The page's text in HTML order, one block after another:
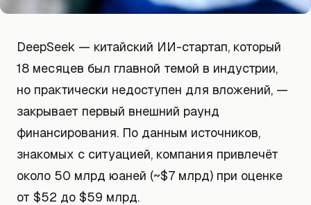
DeepSeek — китайский ИИ-стартап, который
18 месяцев был главной темой в индустрии,
но практически недоступен для вложений, —
закрывает первый внешний раунд
финансирования. По данным источников,
знакомых с ситуацией, компания привлечёт
около 50 млрд юаней (~$7 млрд) при оценке
от $52 до $59 млрд.